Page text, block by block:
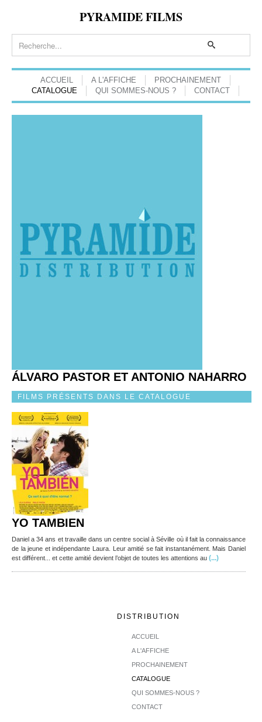
PYRAMIDE FILMS
ACCUEIL A L'AFFICHE
PROCHAINEMENT
CATALOGUE
QUI SOMMES-NOUS ? CONTACT
ÁLVARO PASTOR ET ANTONIO NAHARRO
FILMS PRÉSENTS DANS LE CATALOGUE
YO TAMBIEN
Daniel a 34 ans et travaille dans un centre social à Séville où il fait la connaissance
de la jeune et indépendante Laura. Leur amitié se fait instantanément. Mais Daniel
est différent... et cette amitié devient l’objet de toutes les attentions au (...)
DISTRIBUTION
ACCUEIL
A L'AFFICHE
PROCHAINEMENT
CATALOGUE
QUI SOMMES-NOUS ?
CONTACT